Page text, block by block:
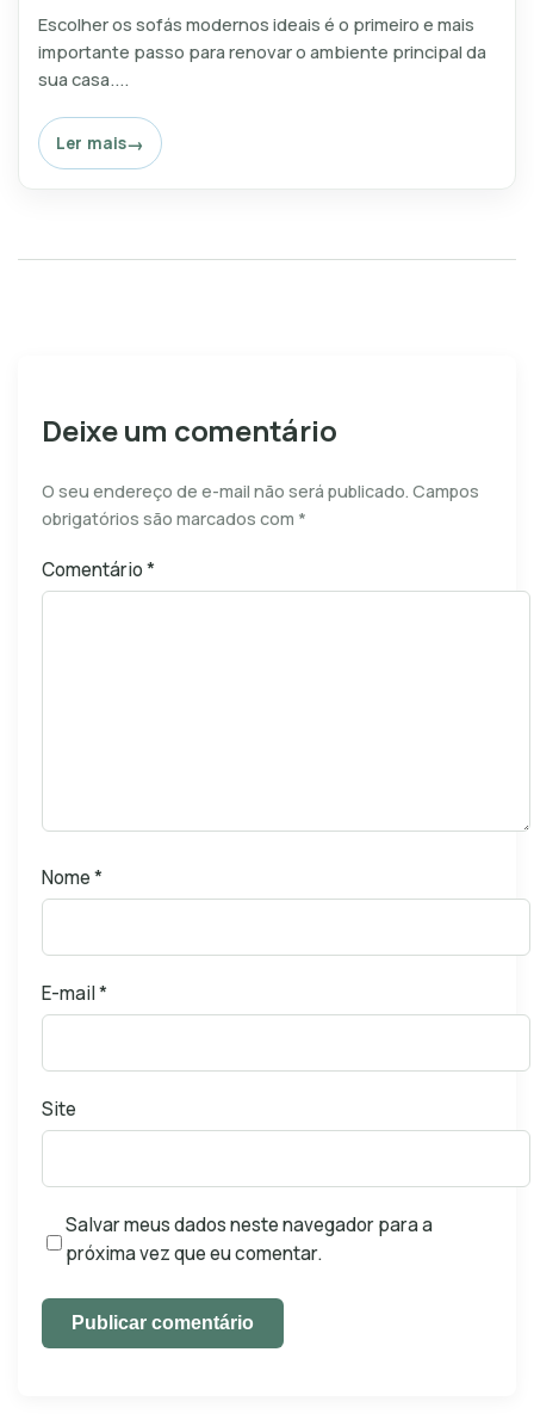
Escolher os sofás modernos ideais é o primeiro e mais
importante passo para renovar o ambiente principal da
sua casa....
Ler mais
Deixe um comentário
O seu endereço de e-mail não será publicado. Campos
obrigatórios são marcados com *
Comentário*
Nome*
E-mail*
Site
Salvar meus dados neste navegador para a
próxima vez que eu comentar.
Publicar comentário